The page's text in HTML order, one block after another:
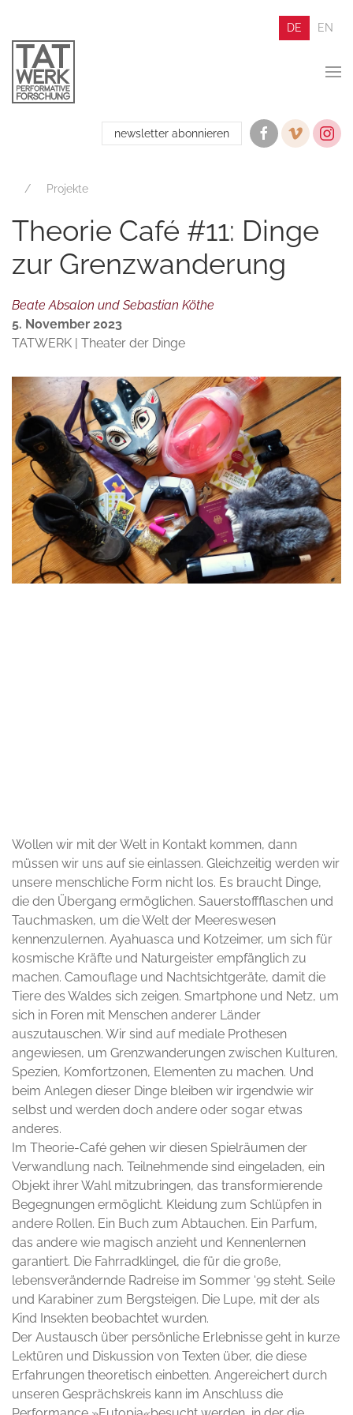
DE EN
newsletter abonnieren
Projekte
Theorie Café #11: Dinge
zur Grenzwanderung
Beate Absalon und Sebastian Köthe
5. November 2023
TATWERK | Theater der Dinge
Wollen wir mit der Welt in Kontakt kommen, dann
müssen wir uns auf sie einlassen. Gleichzeitig werden wir
unsere menschliche Form nicht los. Es braucht Dinge,
die den Übergang ermöglichen. Sauerstoffflaschen und
Tauchmasken, um die Welt der Meereswesen
kennenzulernen. Ayahuasca und Kotzeimer, um sich für
kosmische Kräfte und Naturgeister empfänglich zu
machen. Camouflage und Nachtsichtgeräte, damit die
Tiere des Waldes sich zeigen. Smartphone und Netz, um
sich in Foren mit Menschen anderer Länder
auszutauschen. Wir sind auf mediale Prothesen
angewiesen, um Grenzwanderungen zwischen Kulturen,
Spezien, Komfortzonen, Elementen zu machen. Und
beim Anlegen dieser Dinge bleiben wir irgendwie wir
selbst und werden doch andere oder sogar etwas
anderes.
Im Theorie-Café gehen wir diesen Spielräumen der
Verwandlung nach. Teilnehmende sind eingeladen, ein
Objekt ihrer Wahl mitzubringen, das transformierende
Begegnungen ermöglicht. Kleidung zum Schlüpfen in
andere Rollen. Ein Buch zum Abtauchen. Ein Parfum,
das andere wie magisch anzieht und Kennenlernen
garantiert. Die Fahrradklingel, die für die große,
lebensverändernde Radreise im Sommer ‘99 steht. Seile
und Karabiner zum Bergsteigen. Die Lupe, mit der als
Kind Insekten beobachtet wurden.
Der Austausch über persönliche Erlebnisse geht in kurze
Lektüren und Diskussion von Texten über, die diese
Erfahrungen theoretisch einbetten. Angereichert durch
unseren Gesprächskreis kann im Anschluss die